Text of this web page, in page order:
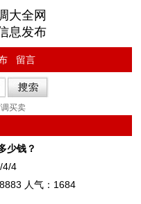
大全网
息发布
留言
买卖
少钱？
4/4
人气： 1684